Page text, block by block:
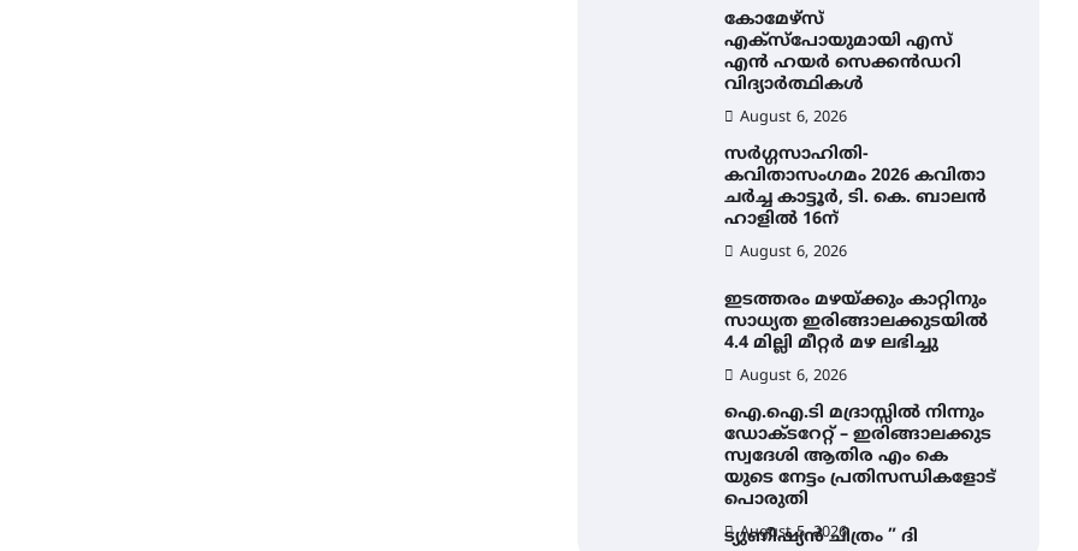
കോമേഴ്സ്
എക്സ്പോയുമായി എസ്
എൻ ഹയർ സെക്കൻഡറി
വിദ്യാർത്ഥികൾ
August 6, 2026
സർഗ്ഗസാഹിതി-
കവിതാസംഗമം 2026 കവിതാ
ചർച്ച കാട്ടൂർ, ടി. കെ. ബാലൻ
ഹാളിൽ 16ന്
August 6, 2026
ഇടത്തരം മഴയ്ക്കും കാറ്റിനും
സാധ്യത ഇരിങ്ങാലക്കുടയിൽ
4.4 മില്ലി മീറ്റർ മഴ ലഭിച്ചു
August 6, 2026
ഐ.ഐ.ടി മദ്രാസ്സിൽ നിന്നും
ഡോക്ടറേറ്റ് – ഇരിങ്ങാലക്കുട
സ്വദേശി ആതിര എം കെ
യുടെ നേട്ടം പ്രതിസന്ധികളോട്
പൊരുതി
August 5, 2026
ട്യുണീഷ്യൻ ചിത്രം ” ദി